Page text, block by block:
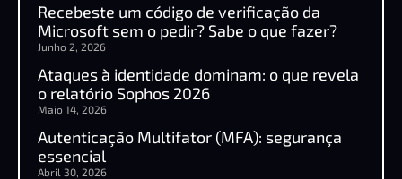
Recebeste um código de verificação da
Microsoft sem o pedir? Sabe o que fazer?
Junho 2, 2026
Ataques à identidade dominam: o que revela
o relatório Sophos 2026
Maio 14, 2026
Autenticação Multifator (MFA): segurança
essencial
Abril 30, 2026